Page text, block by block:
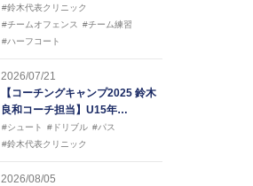
#鈴木代表クリニック
#チームオフェンス
#チーム練習
#ハーフコート
2026/07/21
【コーチングキャンプ2025 鈴木
良和コーチ担当】U15年…
#シュート #ドリブル #パス
#鈴木代表クリニック
2026/08/05